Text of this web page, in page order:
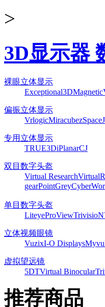
>
3D显示器
裸眼立体显示
Exceptional3DMagnetic
偏振立体显示
VrlogicMiracubezSpace
专用立体显示
TRUE3DiPlanarCJ
双目数字头盔
Virtual Research
gearPointGrey
单目数字头盔
LiteyeProViewTrivisio
立体视频眼镜
VuzixI-O DisplaysMyvu
虚拟望远镜
5DTVirtual Binocular
推荐商品